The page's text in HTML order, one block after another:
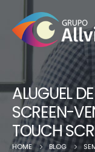
ALUGUEL
SCREEN-
TOUCH
HOME BLOG